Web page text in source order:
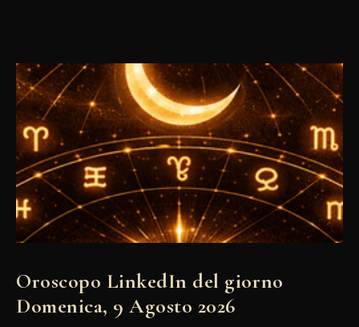
Oroscopo LinkedIn del giorno
Domenica, 9 Agosto 2026